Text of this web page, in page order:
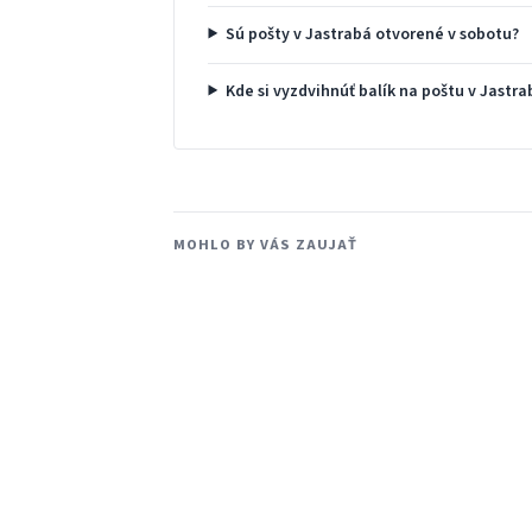
Sú pošty v Jastrabá otvorené v sobotu?
Kde si vyzdvihnúť balík na poštu v
MOHLO BY VÁS ZAUJAŤ